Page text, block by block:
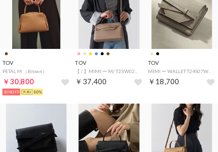
TOV
PETAL M （Brown）
￥30,800
20%OFF 10%
TOV
￥37,400
TOV
MIMI ー WALLET T24S07W281 財布 ウォレット ミニウォレット シボ感 牛革 カウレザー （グレージュ）
￥18,700